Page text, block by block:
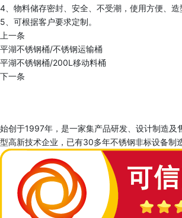
4、物料储存密封、安全、不受潮，使用方便、造
5、可根据客户要求定制。
上一条
平湖不锈钢桶/不锈钢运输桶
平湖不锈钢桶/200L移动料桶
下一条
始创于1997年，是一家集产品研发、设计制造及
型高新技术企业，已有30多年不锈钢非标设备制